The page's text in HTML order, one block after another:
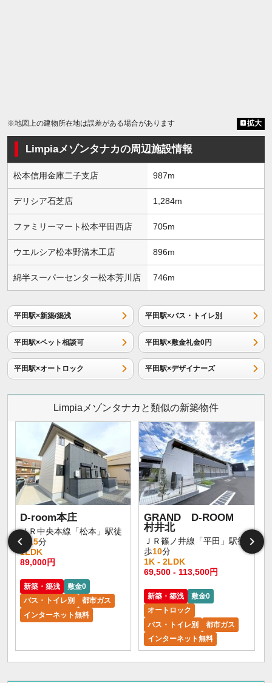
※地図上の建物所在地は誤差がある場合があります 拡大
Limpiaメゾンタナカの周辺施設情報
松本信用金庫二子支店 987m
デリシア石芝店 1,284m
ファミリーマート松本平田西店 705m
ウエルシア松本野溝木工店 896m
綿半スーパーセンター松本芳川店 746m
平田駅×新築/築浅 平田駅×バス・トイレ別
平田駅×ペット相談可 平田駅×敷金礼金0円
平田駅×オートロック 平田駅×デザイナーズ
Limpiaメゾンタナカと類似の新築物件
D-room本庄
ＪＲ中央本線「松本」駅徒
歩
15分
1LDK
89,000円
新築・築浅
敷金0
バス・トイレ別
都市ガス
インターネット無料
GRAND D-ROOM
村井北
ＪＲ篠ノ井線「平田」駅徒
歩10分
1K - 2LDK
69,500 - 113,500円
新築・築浅
敷金0
オートロック
バス・トイレ別
都市ガス
インターネット無料